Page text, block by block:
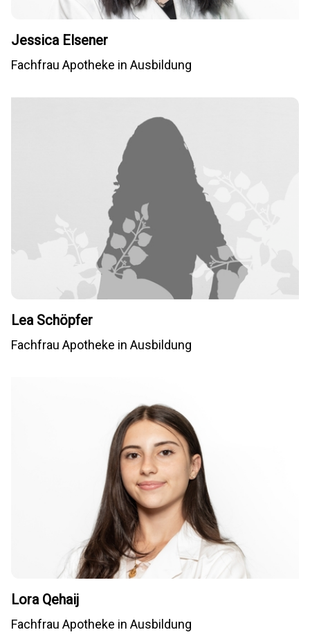
Jessica Elsener
Fachfrau Apotheke in Ausbildung
Lea Schöpfer
Fachfrau Apotheke in Ausbildung
Lora Qehaij
Fachfrau Apotheke in Ausbildung